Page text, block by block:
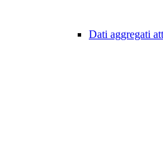
Dati aggregati